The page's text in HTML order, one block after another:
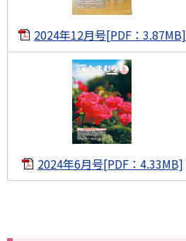
2024年12月号[PDF：3.87MB]
2024年6月号[PDF：4.33MB]